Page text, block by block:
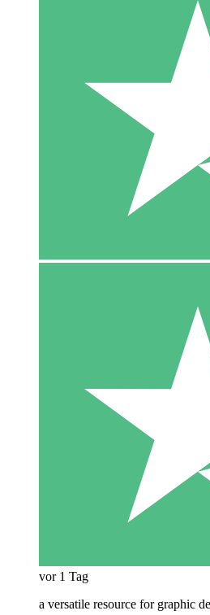
vor 1 Tag
a versatile resource for graphic